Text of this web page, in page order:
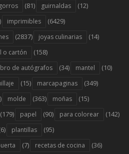
gorros (81) guirnaldas (12)
imprimibles (6429)
(2837) joyas culinarias (14)
o cartón (158)
de autógrafos (34) mantel (10)
(15) marcapaginas (349)
molde (363) moñas (15)
(179) papel (90) para colorear (142)
plantillas (95)
(7) recetas de cocina (36)